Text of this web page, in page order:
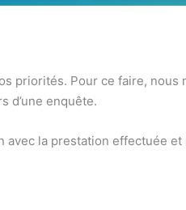
priorités. Pour ce faire, nous
d’une enquête.
avec la prestation effectuée et